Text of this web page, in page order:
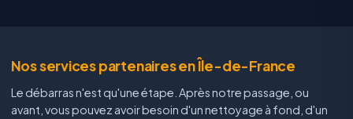
Nos services partenaires en Île-de-France
Le débarras n'est qu'une étape. Après notre passage, ou
avant, vous pouvez avoir besoin d'un nettoyage à fond, d'un